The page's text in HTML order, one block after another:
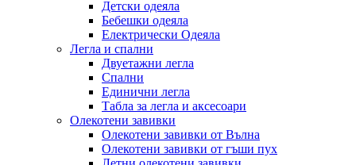
Детски одеяла
Бебешки одеяла
Електрически Одеяла
Легла и спални
Двуетажни легла
Спални
Единични легла
Табла за легла и аксесоари
Олекотени завивки
Олекотени завивки от Вълна
Олекотени завивки от гъши пух